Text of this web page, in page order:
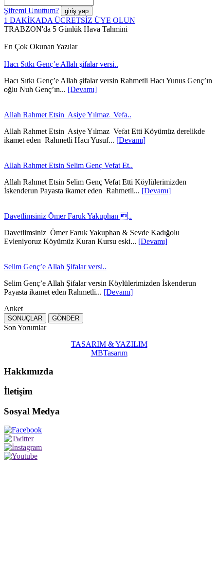
Şifremi Unuttum?
1 DAKİKADA ÜCRETSİZ ÜYE OLUN
TRABZON'da 5 Günlük Hava Tahmini
En Çok Okunan Yazılar
Hacı Sıtkı Genç’e Allah şifalar versi..
Hacı Sıtkı Genç’e Allah şifalar versin Rahmetli Hacı Yunus Genç’ın
oğlu Nuh Genç’ın... [Devamı]
Allah Rahmet Etsin Asiye Yılmaz Vefa..
Allah Rahmet Etsin Asiye Yılmaz Vefat Etti Köyümüz derelikde
ikamet eden Rahmetli Hacı Yusuf... [Devamı]
Allah Rahmet Etsin Selim Genç Vefat Et..
Allah Rahmet Etsin Selim Genç Vefat Etti Köylülerimizden
İskenderun Payasta ikamet eden Rahmetli... [Devamı]
Davetlimsiniz Ömer Faruk Yakuphan ..
Davetlimsiniz Ömer Faruk Yakuphan & Sevde Kadığolu
Evleniyoruz Köyümüz Kuran Kursu eski... [Devamı]
Selim Genç’e Allah Şifalar versi..
Selim Genç’e Allah Şifalar versin Köylülerimizden İskenderun
Payasta ikamet eden Rahmetli... [Devamı]
Anket
Son Yorumlar
TASARIM & YAZILIM
MBTasarım
Hakkımızda
İletişim
Sosyal Medya